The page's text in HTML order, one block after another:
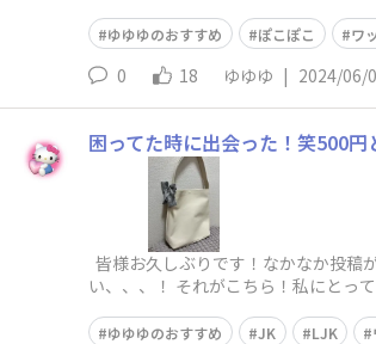
ゆゆゆのおすすめ ぽこぽこ ワ
0 18 ゆゆゆ | 2024/06/
困ってた時に出会った！笑500
皆様お久しぶりです！なかなか投稿
い、、、！ それがこちら！私にとっ
ゆゆゆのおすすめ JK LJK